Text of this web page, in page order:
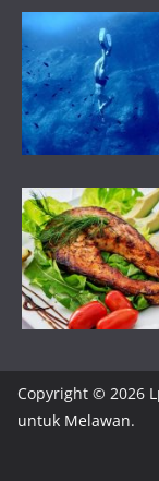
Copyright © 2026
untuk Melawan.